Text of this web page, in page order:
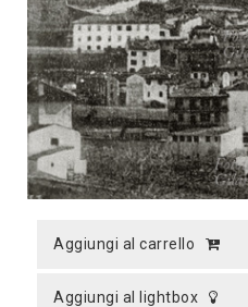
aggiungi al carrello
aggiungi al lightbox